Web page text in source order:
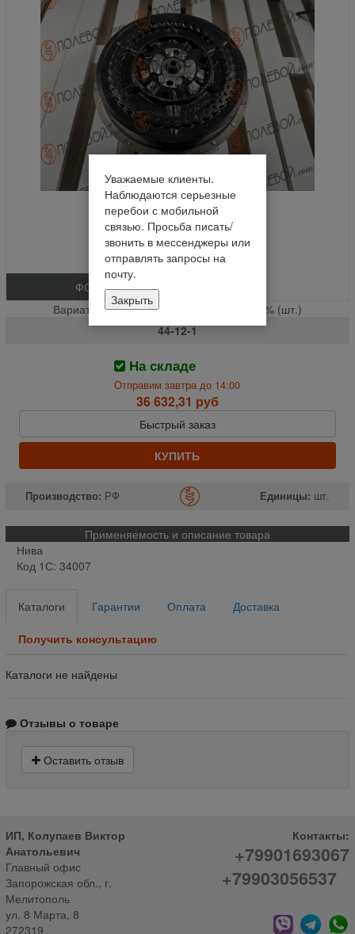
ФОТО
Вариатор хода стар. обр. (Блок шкивов) % (шт.)
44-12-1
На складе
Отправим завтра до 14:00
36 632,31 руб
Быстрый заказ
КУПИТЬ
Производство: РФ Единицы: шт.
Применяемость и описание товара
Нива
Код 1С: 34007
Каталоги Гарантии Оплата Доставка
Получить консультацию
Каталоги не найдены
Отзывы о товаре
Оставить отзыв
ИП, Колупаев Виктор
Анатольевич
Главный офис
Запорожская обл., г.
Мелитополь
ул. 8 Марта, 8
272319
Контакты:
+79901693067
+79903056537
Уважаемые клиенты.
Наблюдаются серьезные
перебои с мобильной
связью. Просьба писать/
звонить в мессенджеры или
отправлять запросы на
почту.
Закрыть